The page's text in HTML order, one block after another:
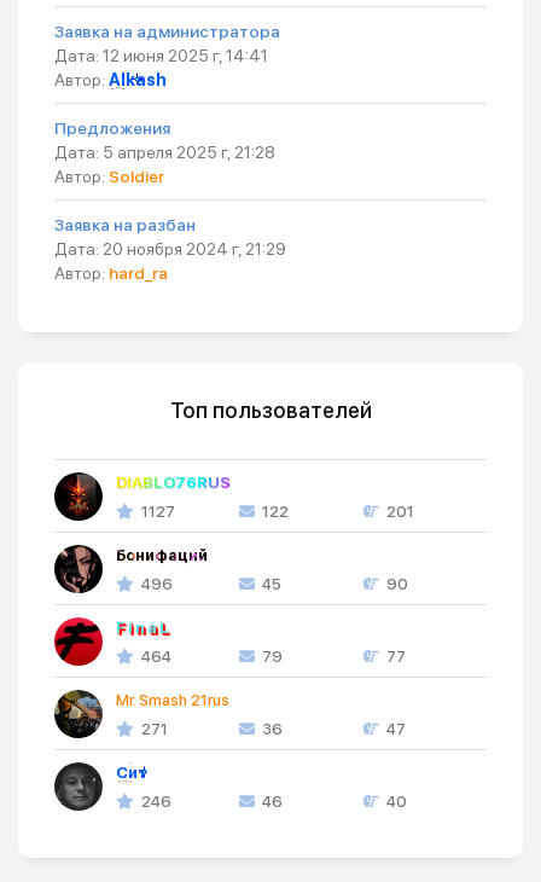
Заявка на администратора
Дата: 12 июня 2025 г, 14:41
Автор: Alkash
Предложения
Дата: 5 апреля 2025 г, 21:28
Автор: Soldier
Заявка на разбан
Дата: 20 ноября 2024 г, 21:29
Автор: hard_ra
Топ пользователей
DIABLO76RUS
1127
122 201
Бонифаций
496
45 90
FinaL
464
79 77
Mr. Smash 21rus
271
36 47
Cит
246
46 40